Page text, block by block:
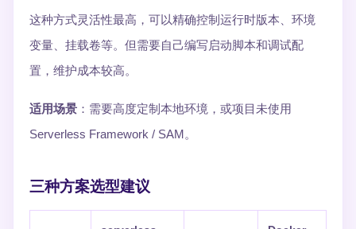
这种方式灵活性最高，可以精确控制运行时版本、环境
变量、挂载卷等。但需要自己编写启动脚本和调试配
置，维护成本较高。
适用场景 ：需要高度定制本地环境，或项目未使用
Serverless Framework / SAM。
三种方案选型建议